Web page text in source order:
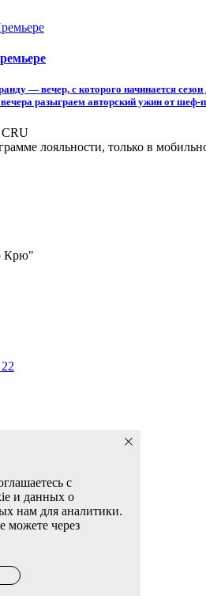
с
и данных о
нам для аналитики.
можете через
— вечер, с которого начинается
разыграем авторский ужин от
CRU
лояльности, только в
Крю"
- ABETA
данных